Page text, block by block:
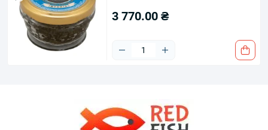
3 770.00 ₴